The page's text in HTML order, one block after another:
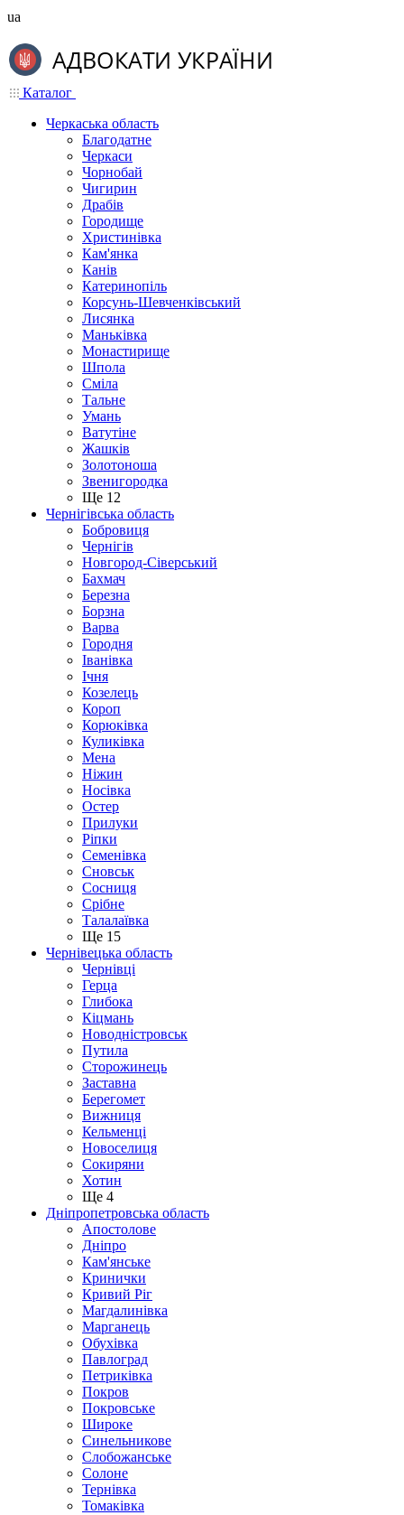
ua
Каталог
Черкаська область
Благодатне
Черкаси
Чорнобай
Чигирин
Драбів
Городище
Христинівка
Кам'янка
Канів
Катеринопіль
Корсунь-Шевченківський
Лисянка
Маньківка
Монастирище
Шпола
Сміла
Тальне
Умань
Ватутіне
Жашків
Золотоноша
Звенигородка
Ще 12
Чернігівська область
Бобровиця
Чернігів
Новгород-Сіверський
Бахмач
Березна
Борзна
Варва
Городня
Іванівка
Ічня
Козелець
Короп
Корюківка
Куликівка
Мена
Ніжин
Носівка
Остер
Прилуки
Ріпки
Семенівка
Сновськ
Сосниця
Срібне
Талалаївка
Ще 15
Чернівецька область
Чернівці
Герца
Глибока
Кіцмань
Новодністровськ
Путила
Сторожинець
Заставна
Берегомет
Вижниця
Кельменці
Новоселиця
Сокиряни
Хотин
Ще 4
Дніпропетровська область
Апостолове
Дніпро
Кам'янське
Кринички
Кривий Ріг
Магдалинівка
Марганець
Обухівка
Павлоград
Петриківка
Покров
Покровське
Широке
Синельникове
Слобожанське
Солоне
Тернівка
Томаківка